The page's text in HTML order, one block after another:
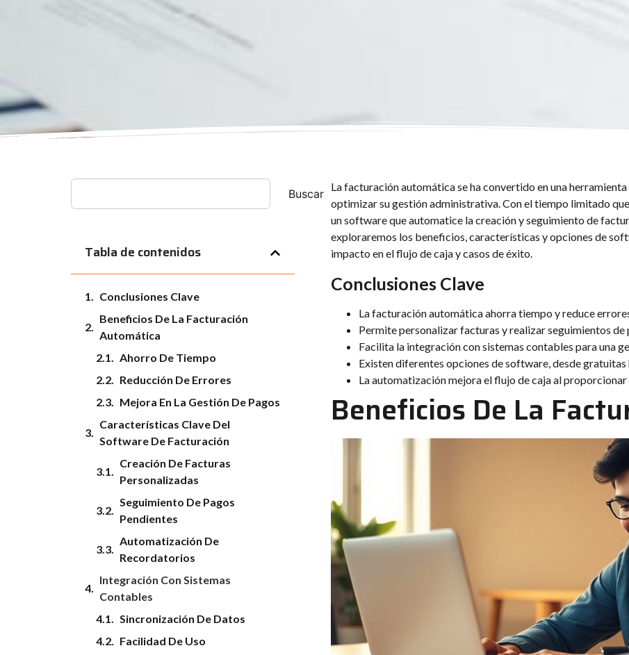
Buscar
Tabla de contenidos
Conclusiones Clave
Beneficios De La Facturación
Automática
Ahorro De Tiempo
Reducción De Errores
Mejora En La Gestión De Pagos
Características Clave Del
Software De Facturación
Creación De Facturas
Personalizadas
Seguimiento De Pagos
Pendientes
Automatización De
Recordatorios
Integración Con Sistemas
Contables
Sincronización De Datos
Facilidad De Uso
La facturación automática se ha convertido en una
optimizar su gestión administrativa. Con el tiempo limitado
un software que automatice la creación y seguimiento de
exploraremos los beneficios, características y opciones de
impacto en el flujo de caja y casos de éxito.
Conclusiones Clave
La facturación automática ahorra tiempo y reduce
Permite personalizar facturas y realizar seguimientos
Facilita la integración con sistemas contables para una
Existen diferentes opciones de software, desde
La automatización mejora el flujo de caja al
Beneficios De La